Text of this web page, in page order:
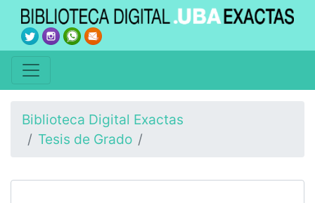
Biblioteca Digital Exactas
Tesis de Grado